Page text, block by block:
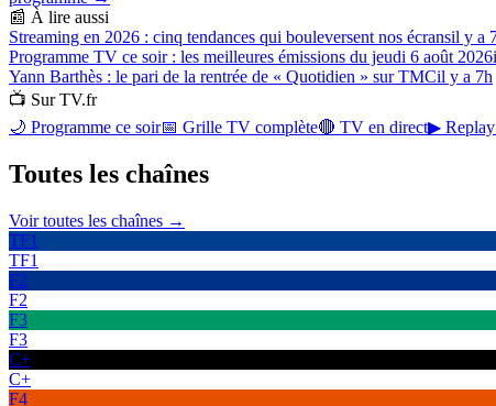
📰 À lire aussi
Streaming en 2026 : cinq tendances qui bouleversent nos écransil y a
Programme TV ce soir : les meilleures émissions du jeudi 6 août 2026
Yann Barthès : le pari de la rentrée de « Quotidien » sur TMCil y a 7h
📺 Sur TV.fr
🌙 Programme ce soir📅 Grille TV complète🔴 TV en direct▶ Replay
Toutes les chaînes
Voir toutes les chaînes →
TF1
TF1
F2
F2
F3
F3
C+
C+
F4